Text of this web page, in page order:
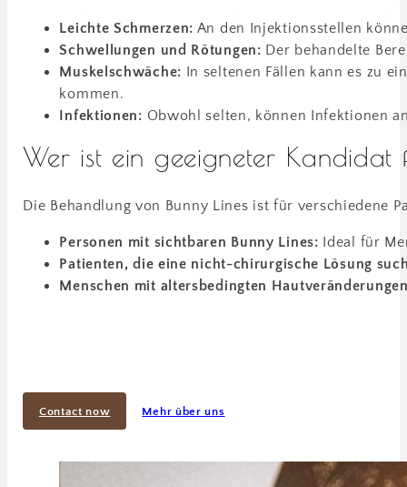
Leichte Schmerzen: An den Injektionsstellen
Schwellungen und Rötungen: Der behandelte
Muskelschwäche: In seltenen Fällen kann es zu
kommen.
Infektionen: Obwohl selten, können Infektionen
Wer ist ein geeigneter Kandidat
Die Behandlung von Bunny Lines ist für verschiedene
Personen mit sichtbaren Bunny Lines: Ideal für
Patienten, die eine nicht-chirurgische Lösung
Menschen mit altersbedingten
Contact now Mehr über uns